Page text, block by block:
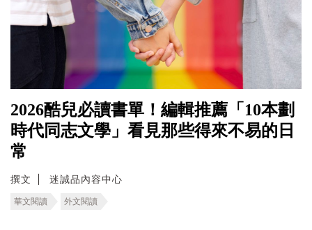
2026酷兒必讀書單！編輯推薦「10本劃
時代同志文學」看見那些得來不易的日
常
撰文 迷誠品內容中心
華文閱讀 外文閱讀